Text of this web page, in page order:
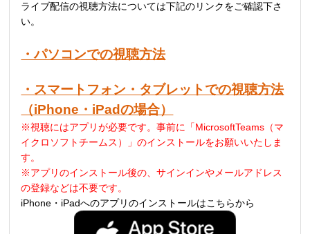
ライブ配信の視聴方法については下記のリンクをご確認下さ
い。
・パソコンでの視聴方法
・スマートフォン・タブレットでの視聴方法
（iPhone・iPadの場合）
※視聴にはアプリが必要です。事前に「MicrosoftTeams（マ
イクロソフトチームス）」のインストールをお願いいたしま
す。
※アプリのインストール後の、サインインやメールアドレス
の登録などは不要です。
iPhone・iPadへのアプリのインストールはこちらから